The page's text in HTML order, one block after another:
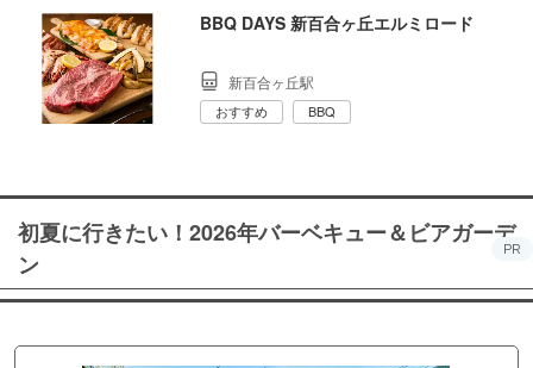
BBQ DAYS 新百合ヶ丘エルミロード
新百合ヶ丘駅
おすすめ BBQ
初夏に行きたい！2026年バーベキュー＆ビアガーデ
ン
PR